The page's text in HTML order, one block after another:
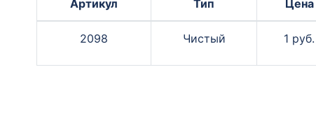
Артикул Тип Цена
2098 Чистый 1 руб.